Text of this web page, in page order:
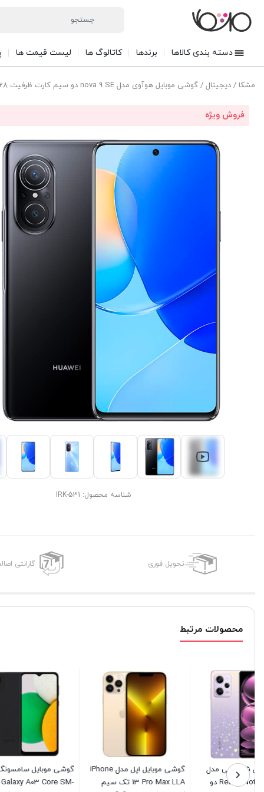
دسته بندی کالاها برندها کاتالوگ ها لیست قیمت ها
مشکا / دیجیتال / گوشی موبایل هوآوی مدل nova 9 SE دو سیم کارت ظرفیت 128 گیگابایت و رم 8 گیگابایت
فروش ویژه
شناسه محصول: IRK-531
تحویل فوری گارانتی
محصولات مرتبط
گوشی موبایل اپل مدل iPhone
13 Pro Max LLA تک سیم‌
گوشی موبایل سامسونگ مدل
Galaxy A03 Core SM-
گوشی